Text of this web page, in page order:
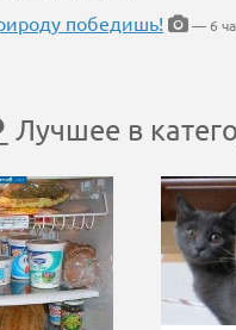
победишь! — 6
Лучшее в